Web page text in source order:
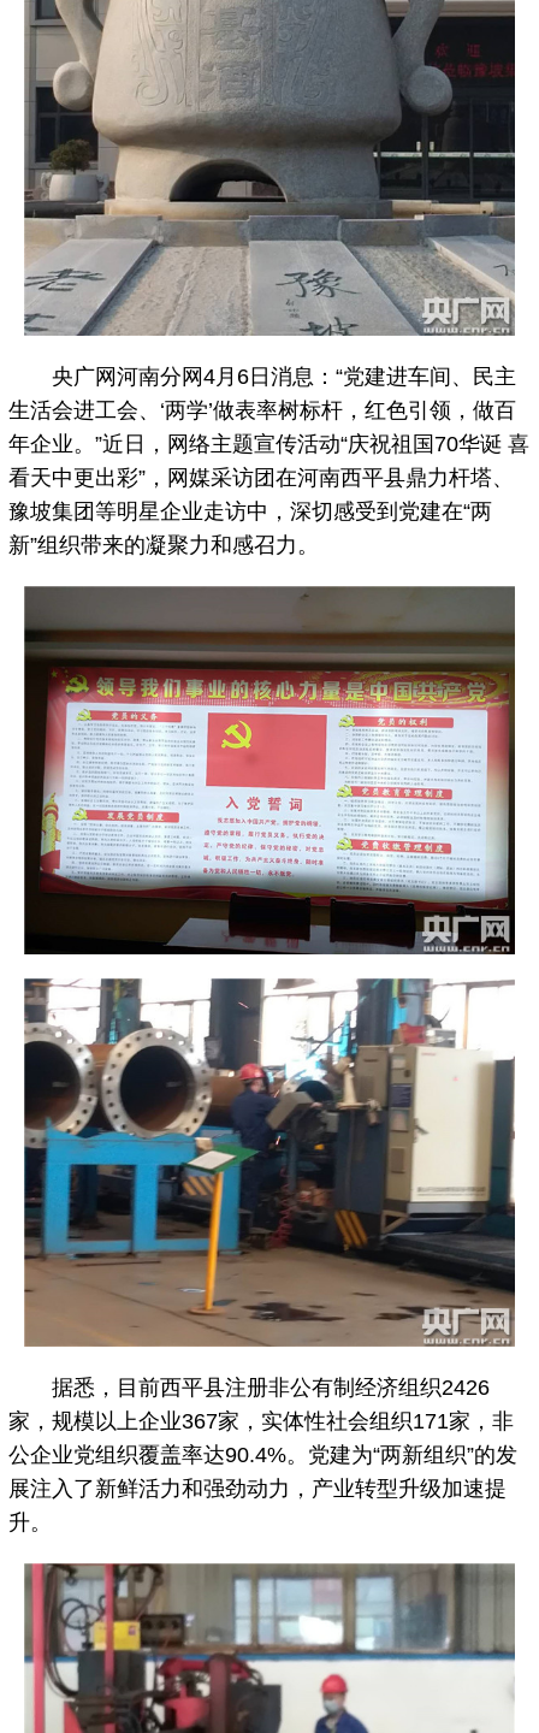
央广网河南分网4月6日消息：“党建进车间、民主
生活会进工会、‘两学’做表率树标杆，红色引领，做百
年企业。”近日，网络主题宣传活动“庆祝祖国70华诞 喜
看天中更出彩”，网媒采访团在河南西平县鼎力杆塔、
豫坡集团等明星企业走访中，深切感受到党建在“两
新”组织带来的凝聚力和感召力。
据悉，目前西平县注册非公有制经济组织2426
家，规模以上企业367家，实体性社会组织171家，非
公企业党组织覆盖率达90.4%。党建为“两新组织”的发
展注入了新鲜活力和强劲动力，产业转型升级加速提
升。